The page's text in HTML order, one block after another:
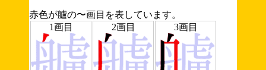
赤色が艫の〜画目を表しています。
1画目
2画目 3画目